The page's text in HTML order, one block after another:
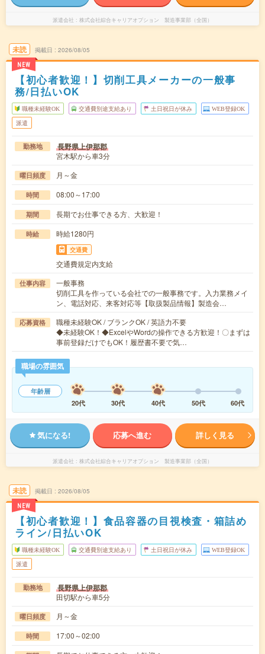
派遣会社 株式会社綜合キャリアオプション 製造事業部（全国）
未読
NEW
掲載日 2026/08/05
【初心者歓迎！】切削工具メーカーの一般事
務/日払いOK
職種未経験OK 交通費別途支給あり 土日祝日が休み WEB登録OK
派遣
勤務地 長野県上伊那郡
宮木駅から車3分
曜日頻度 月～金
時間 08:00～17:00
期間 長期でお仕事できる方、大歓迎！
時給 時給1280円
交通費
交通費規定内支給
仕事内容
一般事務
切削工具を作っている会社での一般事務です。入力業務メイ
ン、電話対応、来客対応等【取扱製品情報】製造会…
応募資格
職種未経験OK / ブランクOK / 英語力不要
◆未経験OK！◆ExcelやWordの操作できる方歓迎！〇まずは
事前登録だけでもOK！履歴書不要で気…
職場の雰囲気
年齢層
20代
30代 40代 50代 60代
気になる! 応募へ進む 詳しく見る
派遣会社 株式会社綜合キャリアオプション 製造事業部（全国）
未読
NEW
掲載日 2026/08/05
【初心者歓迎！】食品容器の目視検査・箱詰め
ライン/日払いOK
職種未経験OK 交通費別途支給あり 土日祝日が休み WEB登録OK
派遣
勤務地 長野県上伊那郡
田切駅から車5分
曜日頻度 月～金
時間 17:00～02:00